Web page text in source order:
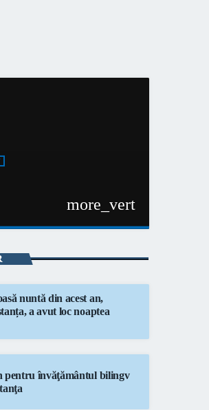
more_vert
și muzica momentului
nuntă din acest an,
a avut loc noaptea
pentru învăţământul bilingv